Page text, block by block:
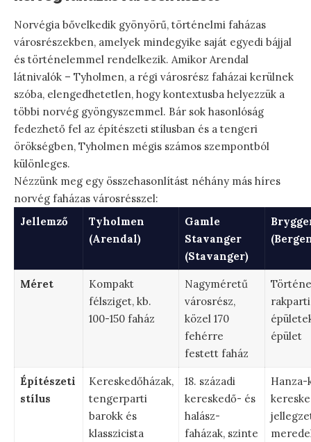
Norvégia bővelkedik gyönyörű, történelmi faházas
városrészekben, amelyek mindegyike saját egyedi bájjal
és történelemmel rendelkezik. Amikor Arendal
látnivalók – Tyholmen, a régi városrész faházai kerülnek
szóba, elengedhetetlen, hogy kontextusba helyezzük a
többi norvég gyöngyszemmel. Bár sok hasonlóság
fedezhető fel az építészeti stílusban és a tengeri
örökségben, Tyholmen mégis számos szempontból
különleges.
Nézzünk meg egy összehasonlítást néhány más híres
norvég faházas városrésszel:
Jellemző
Tyholmen
(Arendal)
Gamle
Stavanger
(Stavanger)
Méret
Kompakt
félsziget, kb.
100-150 faház
Nagyméretű
városrész,
közel 170
fehérre
festett faház
rakparti
épület
Építészeti
stílus
Kereskedőházak,
tengerparti
barokk és
klasszicista
18. századi
kereskedő- és
halász-
faházak, szinte
Hanza-